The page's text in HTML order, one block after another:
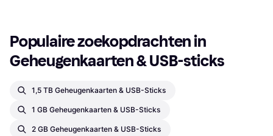
Populaire zoekopdrachten in
Geheugenkaarten & USB-sticks
1,5 TB Geheugenkaarten & USB-Sticks
1 GB Geheugenkaarten & USB-Sticks
2 GB Geheugenkaarten & USB-Sticks